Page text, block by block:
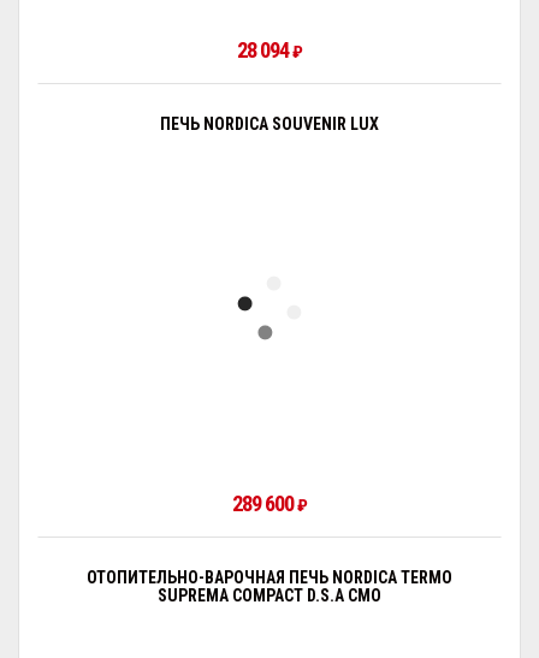
28 094₽
ПЕЧЬ NORDICA SOUVENIR LUX
289 600₽
ОТОПИТЕЛЬНО-ВАРОЧНАЯ ПЕЧЬ NORDICA TERMO
SUPREMA COMPACT D.S.A CMO